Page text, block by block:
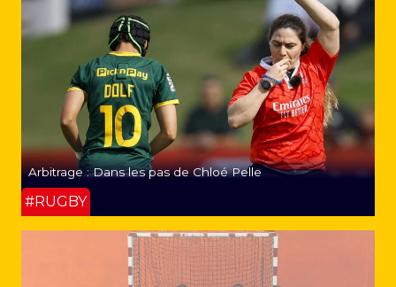
Arbitrage : Dans les pas de Chloé Pelle
#RUGBY